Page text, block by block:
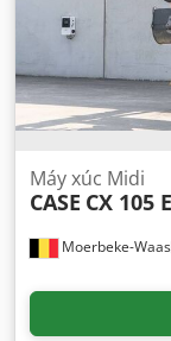
Moerbeke-Waas
Máy xúc Midi
CASE CX 105 E